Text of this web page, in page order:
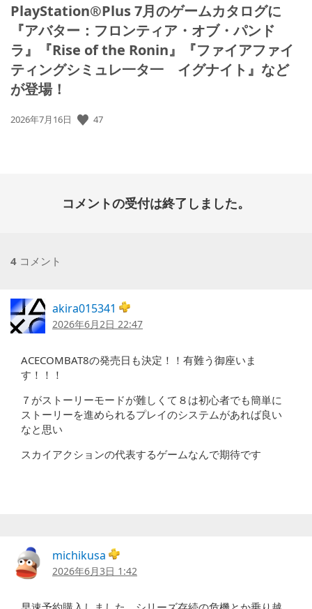
PlayStation®Plus 7月のゲームカタログに
『アバター：フロンティア・オブ・パンド
ラ』『Rise of the Ronin』『ファイアファイ
ティングシミュレ一タ一 イグナイト』など
が登場！
公
2026年7月16日 47
コメントの受付は終了しました。
4 コメント
akira015341
2026年6月2日 22:47
ACECOMBAT8の発売日も決定！！有難う御座いま
す！！！
７がストーリーモードが難しくて８は初心者でも簡単に
ストーリーを進められるプレイのシステムがあれば良い
なと思い
スカイアクションの代表するゲームなんで期待です
michikusa
2026年6月3日 1:42